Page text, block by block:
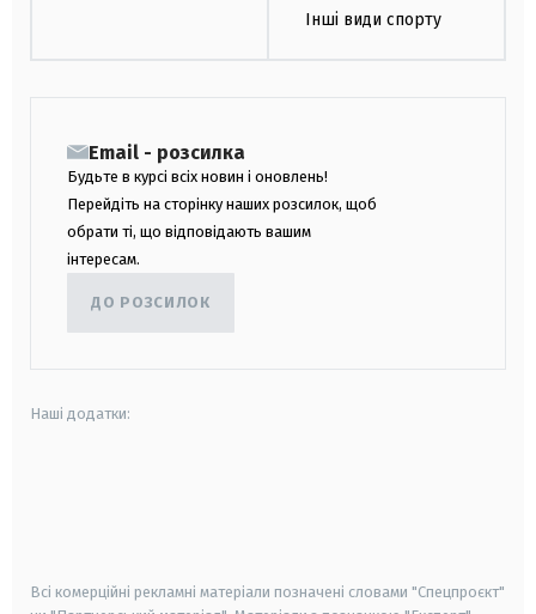
Інші види спорту
Email - розсилка
Будьте в курсі всіх новин і оновлень!
Перейдіть на сторінку наших розсилок, щоб
обрати ті, що відповідають вашим
інтересам.
ДО РОЗСИЛОК
Наші додатки:
Всі комерційні рекламні матеріали позначені словами "Спецпроєкт"